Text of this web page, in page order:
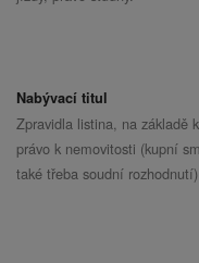
Nabývací titul
Zpravidla listina, na základě
právo k nemovitosti (kupní
také třeba soudní rozhodnutí)